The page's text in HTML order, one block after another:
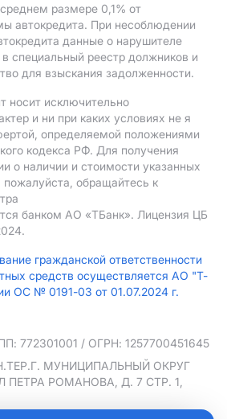
размере 0,1% от
автокредита. При несоблюдении
данные о нарушителе
специальный реестр должников и
для взыскания задолженности.
носит исключительно
и ни при каких условиях не я
определяемой положениями
кодекса РФ. Для получения
о наличии и стоимости указанных
пожалуйста, обращайтесь к
банком АO «ТБанк». Лицензия ЦБ
гражданской ответственности
средств осуществляется АО "Т-
ОС № 0191-03 от 01.07.2024 г.
772301001 / ОГРН: 1257700451645
МУНИЦИПАЛЬНЫЙ ОКРУГ
РОМАНОВА, Д. 7 СТР. 1,